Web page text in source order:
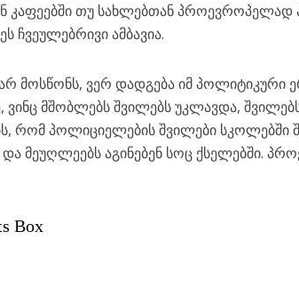
კაფეებში თუ სახლებთან
ჩვეულებრივი ამბავია.
მოსწონს, ვერ დადგება იმ პოლიტიკური
ვინც მშობლებს შვილებს უკლავდა,
რომ პოლიციელების შვილები სკოლებში
და მეუღლეებს აგინებენ სოც ქსელებში.
Box